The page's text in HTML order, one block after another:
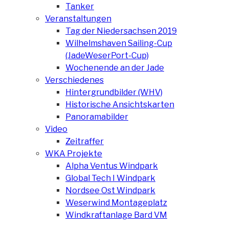
Tanker
Veranstaltungen
Tag der Niedersachsen 2019
Wilhelmshaven Sailing-Cup
(JadeWeserPort-Cup)
Wochenende an der Jade
Verschiedenes
Hintergrundbilder (WHV)
Historische Ansichtskarten
Panoramabilder
Video
Zeitraffer
WKA Projekte
Alpha Ventus Windpark
Global Tech I Windpark
Nordsee Ost Windpark
Weserwind Montageplatz
Windkraftanlage Bard VM